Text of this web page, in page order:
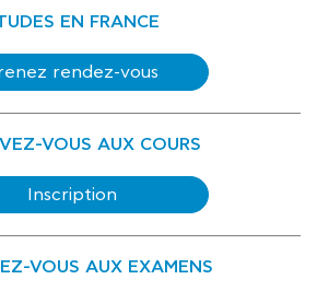
EN FRANCE
rendez-vous
VOUS AUX COURS
Inscription
VOUS AUX EXAMENS